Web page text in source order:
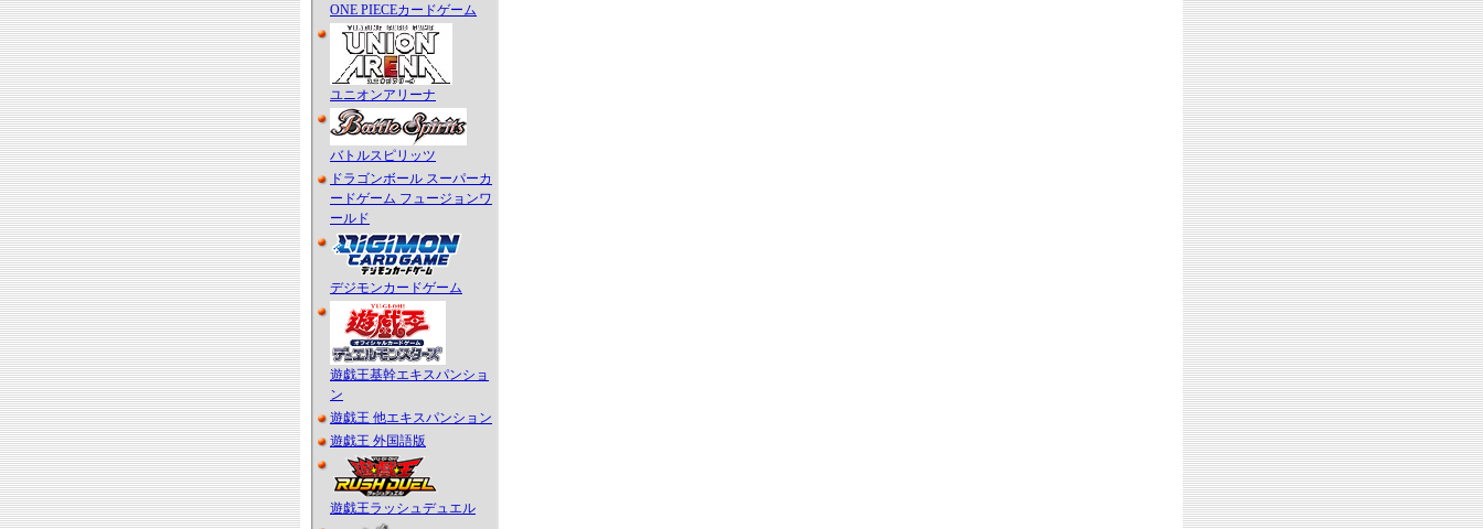
ONE PIECEカードゲーム
ユニオンアリーナ
バトルスピリッツ
ドラゴンボール スーパーカ
ードゲーム フュージョンワ
ールド
デジモンカードゲーム
遊戯王基幹エキスパンショ
ン
遊戯王 他エキスパンション
遊戯王 外国語版
遊戯王ラッシュデュエル